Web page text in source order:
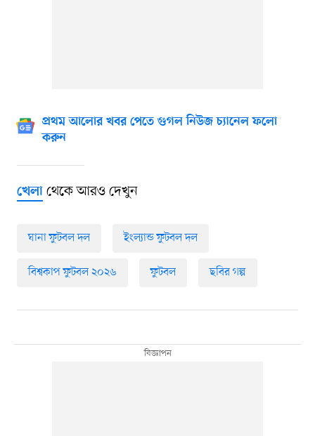
প্রথম আলোর খবর পেতে গুগল নিউজ চ্যানেল ফলো
করুন
খেলাথেকে আরও দেখুন
ঘানা ফুটবল দল ইংল্যান্ড ফুটবল দল
বিশ্বকাপ ফুটবল ২০২৬ ফুটবল ছবির গল্প